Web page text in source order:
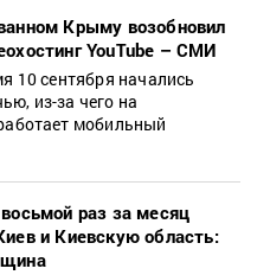
Крыму возобновил
YouTube – СМИ
10 сентября начались
из-за чего на
мобильный
раз за месяц
и Киевскую область: